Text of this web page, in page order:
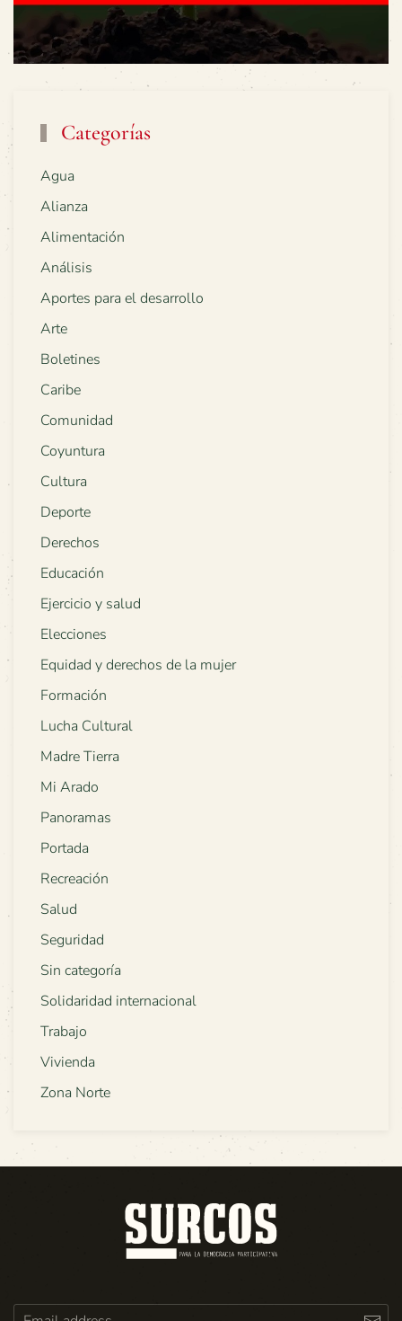
Categorías
Agua
Alianza
Alimentación
Análisis
Aportes para el desarrollo
Arte
Boletines
Caribe
Comunidad
Coyuntura
Cultura
Deporte
Derechos
Educación
Ejercicio y salud
Elecciones
Equidad y derechos de la mujer
Formación
Lucha Cultural
Madre Tierra
Mi Arado
Panoramas
Portada
Recreación
Salud
Seguridad
Sin categoría
Solidaridad internacional
Trabajo
Vivienda
Zona Norte